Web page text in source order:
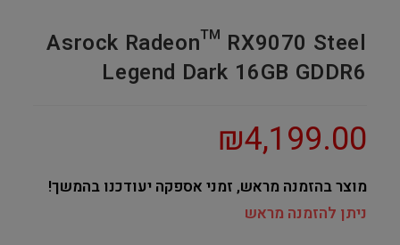
Asrock Radeon™ RX9070 Steel
Legend Dark 16GB GDDR6
₪4,199.00
מוצר בהזמנה מראש, זמני אספקה יעודכנו בהמשך!
ניתן להזמנה מראש